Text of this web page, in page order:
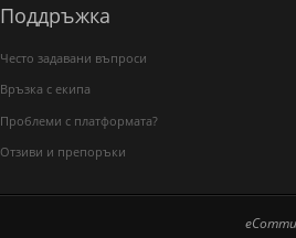
Поддръжка
Често задавани въпроси
Връзка с екипа
Проблеми с платформата?
Отзиви и препоръки